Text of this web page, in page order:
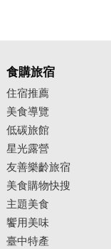
食購旅宿
住宿推薦
美食導覽
低碳旅館
星光露營
友善樂齡旅宿
美食購物快搜
主題美食
饗用美味
臺中特產